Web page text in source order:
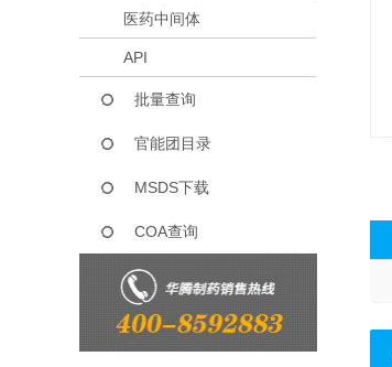
医药中间体
API
批量查询
官能团目录
MSDS下载
COA查询